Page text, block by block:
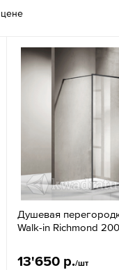
Душевая
Walk-in Richmond
13'650 р./шт